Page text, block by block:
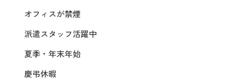
オフィスが禁煙
派遣スタッフ活躍中
夏季・年末年始
慶弔休暇